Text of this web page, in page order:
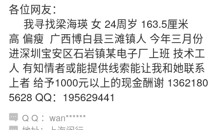
各位网友：
我寻找梁海瑛 女 24周岁 163.5厘米
高 偏瘦 广西博白县三滩镇人 今年三月份
进深圳宝安区石岩镇某电子厂上班 技术工
人 有知情者或能提供线索能让我和她联系
上者 给予1000元以上的现金酬谢 1362180
5628 QQ：195629441
Q Q ：wan******